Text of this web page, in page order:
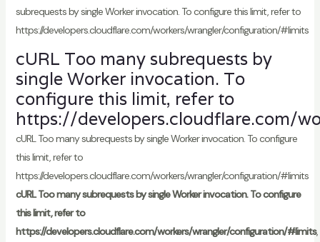
subrequests by single Worker invocation. To configure this limit, refer to
https://developers.cloudflare.com/workers/wrangler/configuration/#limits
cURL Too many subrequests by
single Worker invocation. To
configure this limit, refer to
https://developers.cloudflare.com/
cURL Too many subrequests by single Worker invocation. To configure
this limit, refer to
https://developers.cloudflare.com/workers/wrangler/configuration/#limits
cURL Too many subrequests by single Worker invocation. To configure
this limit, refer to
https://developers.cloudflare.com/workers/wrangler/configuration/#limits,